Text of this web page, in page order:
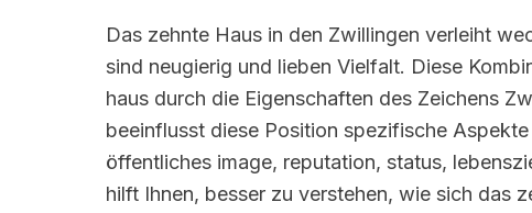
Das zehnte Haus in den Zwillingen verleiht
sind neugierig und lieben Vielfalt. Diese
haus durch die Eigenschaften des Zeichens
beeinflusst diese Position spezifische
öffentliches image, reputation, status,
hilft Ihnen, besser zu verstehen, wie sich das